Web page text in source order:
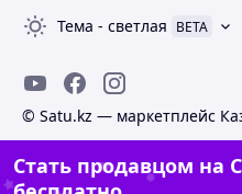
Тема - светлая BETA
© Satu.kz — маркетплейс
Стать продавцом на